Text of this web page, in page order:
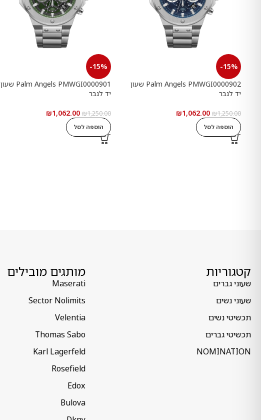
-15%
Palm Angels PMWGI0000902 שעון
יד לגבר
₪1,250.00
₪1,062.00
הוספה לסל
-15%
Palm Angels PMWGI0000901 שעון
יד לגבר
₪1,250.00
₪1,062.00
הוספה לסל
קטגוריות
שעוני גברים
שעוני נשים
תכשיטי נשים
תכשיטי גברים
NOMINATION
מותגים מובילים
Maserati
Sector Nolimits
Velentia
Thomas Sabo
Karl Lagerfeld
Rosefield
Edox
Bulova